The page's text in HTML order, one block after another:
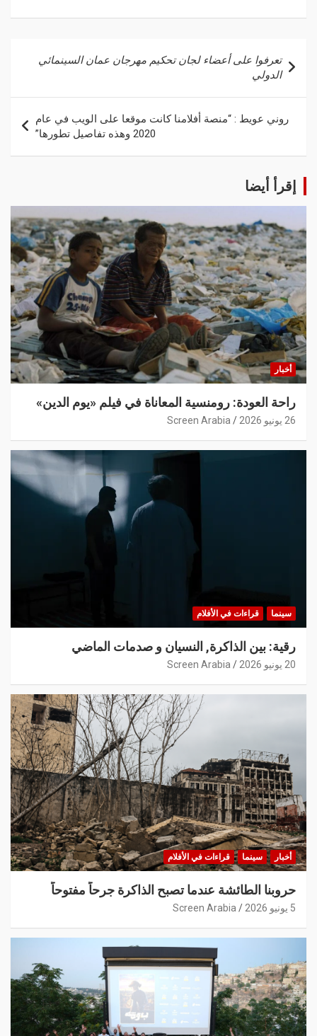
تعرفوا على أعضاء لجان تحكيم مهرجان عمان السينمائي
الدولي
روني عويط : “منصة أفلامنا كانت موقعا على الويب في عام
2020 وهذه تفاصيل تطورها”
إقرأ أيضا
أخبار
راحة العودة: رومنسية المعاناة في فيلم «يوم الدين»
26 يونيو 2026 Screen Arabia
سينما قراءات في الأفلام
رقية: بين الذاكرة, النسيان و صدمات الماضي
20 يونيو 2026 Screen Arabia
أخبار سينما قراءات في الأفلام
حروبنا الطائشة عندما تصبح الذاكرة جرحاً مفتوحاً
5 يونيو 2026 Screen Arabia